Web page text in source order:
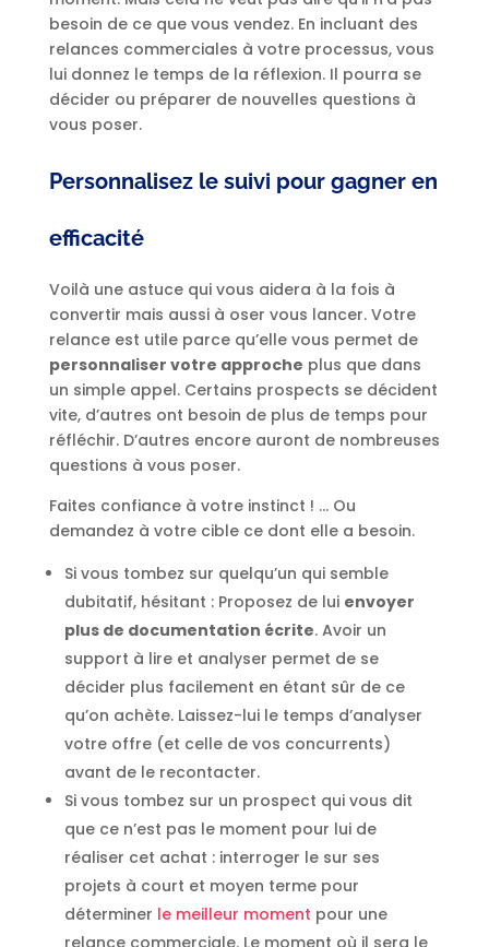
besoin de ce que vous vendez. En incluant des
relances commerciales à votre processus, vous
lui donnez le temps de la réflexion. Il pourra se
décider ou préparer de nouvelles questions à
vous poser.
Personnalisez le suivi pour gagner en
efficacité
Voilà une astuce qui vous aidera à la fois à
convertir mais aussi à oser vous lancer. Votre
relance est utile parce qu’elle vous permet de
personnaliser votre approche plus que dans
un simple appel. Certains prospects se décident
vite, d’autres ont besoin de plus de temps pour
réfléchir. D’autres encore auront de nombreuses
questions à vous poser.
Faites confiance à votre instinct ! … Ou
demandez à votre cible ce dont elle a besoin.
Si vous tombez sur quelqu’un qui semble
dubitatif, hésitant : Proposez de lui envoyer
plus de documentation écrite. Avoir un
support à lire et analyser permet de se
décider plus facilement en étant sûr de ce
qu’on achète. Laissez-lui le temps d’analyser
votre offre (et celle de vos concurrents)
avant de le recontacter.
Si vous tombez sur un prospect qui vous dit
que ce n’est pas le moment pour lui de
réaliser cet achat : interroger le sur ses
projets à court et moyen terme pour
déterminer le meilleur moment pour une